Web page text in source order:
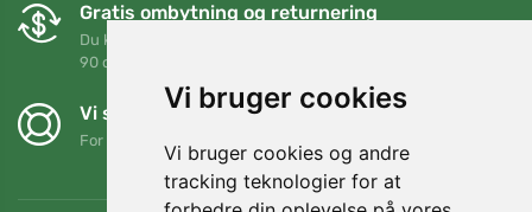
Vi bruger cookies
Vi bruger cookies og andre
tracking teknologier for at
Gratis ombytning og returnering
Du kan returnere eller bytte din ordre når som helst inden for
90 dage
Vi støtter Trees.org
For hver ordre planter vi et træ! Læs mere